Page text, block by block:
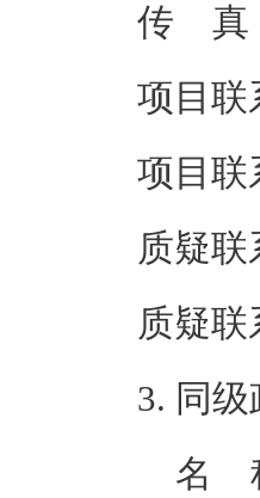
传    真
项目联
项目联
质疑联
质疑联
3. 同
名